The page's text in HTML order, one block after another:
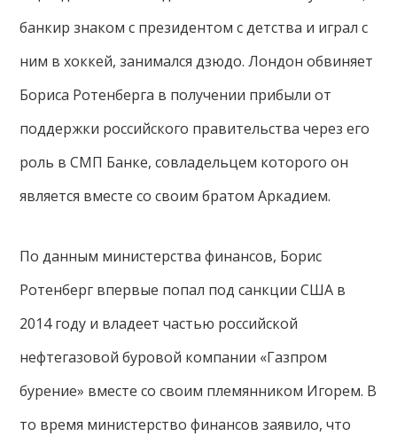
банкир знаком с президентом с детства и играл с
ним в хоккей, занимался дзюдо. Лондон обвиняет
Бориса Ротенберга в получении прибыли от
поддержки российского правительства через его
роль в СМП Банке, совладельцем которого он
является вместе со своим братом Аркадием.
По данным министерства финансов, Борис
Ротенберг впервые попал под санкции США в
2014 году и владеет частью российской
нефтегазовой буровой компании «Газпром
бурение» вместе со своим племянником Игорем. В
то время министерство финансов заявило, что